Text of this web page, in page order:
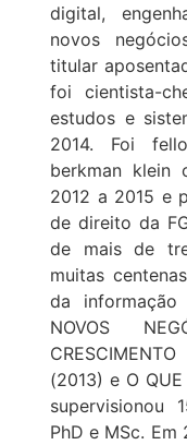
digital,
novos
titular
foi cientista-
estudos e
2014. Foi
berkman klein
2012 a 2015 e
de direito da
de mais de
muitas
da
NOVOS
(2013) e O QUE
supervisionou
PhD e MSc.